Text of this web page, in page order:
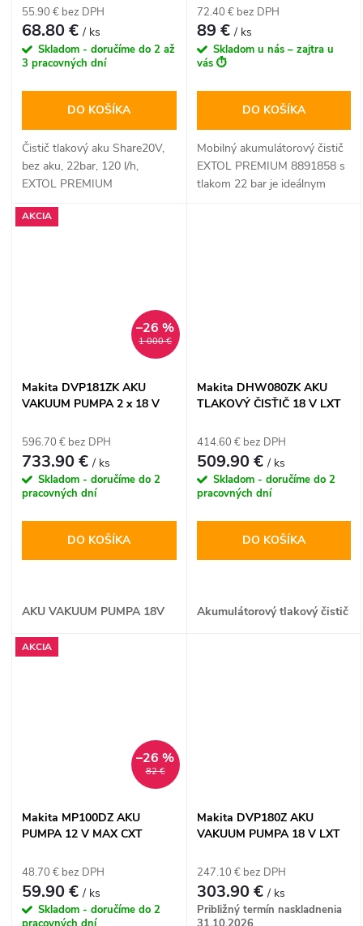
55.90 € bez DPH
68.80 €/ ks
Skladom - doručíme do 2 až
3 pracovných dní
DO KOŠÍKA
Čistič tlakový aku Share20V,
bez aku, 22bar, 120 l/h,
EXTOL PREMIUM
samonasávací
72.40 € bez DPH
89 €/ ks
Skladom u nás – zajtra u
vás ⏱️
DO KOŠÍKA
Mobilný akumulátorový čistič
EXTOL PREMIUM 8891858 s
tlakom 22 bar je ideálnym
AKCIA
1 000 €
–26 %
Makita DVP181ZK AKU
VAKUUM PUMPA 2 x 18 V
596.70 € bez DPH
733.90 €/ ks
Skladom - doručíme do 2
pracovných dní
DO KOŠÍKA
AKU VAKUUM PUMPA 18V
Makita DHW080ZK AKU
TLAKOVÝ ČISŤIČ 18 V LXT
414.60 € bez DPH
509.90 €/ ks
Skladom - doručíme do 2
pracovných dní
DO KOŠÍKA
Akumulátorový tlakový čistič
AKCIA
82 €
–26 %
Makita MP100DZ AKU
PUMPA 12 V MAX CXT
48.70 € bez DPH
59.90 €/ ks
Skladom - doručíme do 2
Makita DVP180Z AKU
VAKUUM PUMPA 18 V LXT
247.10 € bez DPH
303.90 €/ ks
Približný termín naskladnenia